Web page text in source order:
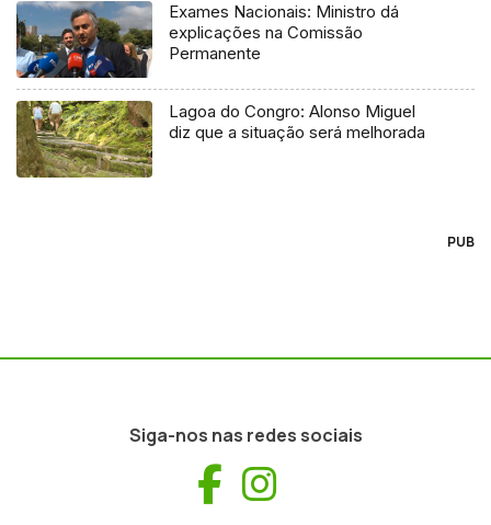
Exames Nacionais: Ministro dá
explicações na Comissão
Permanente
Lagoa do Congro: Alonso Miguel
diz que a situação será melhorada
PUB
Siga-nos nas redes sociais
Facebook